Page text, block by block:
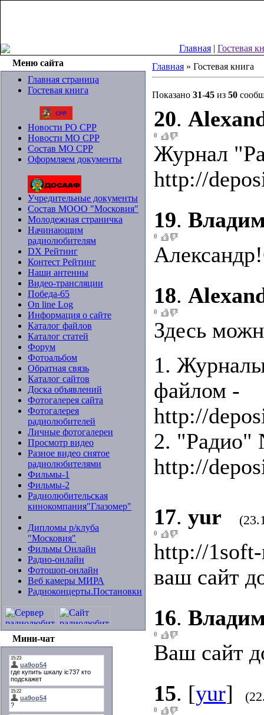
Главная | Гостевая
Меню сайта
Главная страница
Гостевая книга
Новости РО СРР
Новости МО СРР
Состав МО СРР
Оформляем документы
Учредительные документы
Состав МООО "Московия"
Молодежная страничка
Начинающим
радиолюбителям
DX Рейтинг
Контест Рейтинг
Наши антенны
Видео-трансляции
Победа-65
On line Log
Информация о сайте
Каталог файлов
Каталог статей
Форум
Фотоальбом
Обратная связь
Каталог сайтов
Доска объявлений
Фотогалерея сайта
Фотогалерея
радиолюбителей
Личные фотогалереи
Просмотр видео
Разное видео снятое
радиолюбителями
Фильмы-1
Фильмы-2
Радиолюбительская
кинокомпания"Глазомер"
Дипломы р/клуба
"Московия"
Фильмы Онлайн
Радио-онлайн
Фотошоп-онлайн
Веб камеры МИРА
Радиоконцерты.Постановки
Мини-чат
Главная » Гостевая книга
Показано 31-45 из 50
20.
0
Журнал
http://
19.
0
18.
0
Здесь
1.
файлом -
http://
2. "Радио"
http://
17. yur
0
http://
ваш сайт
16.
0
Ваш сайт
15. [yur]
0